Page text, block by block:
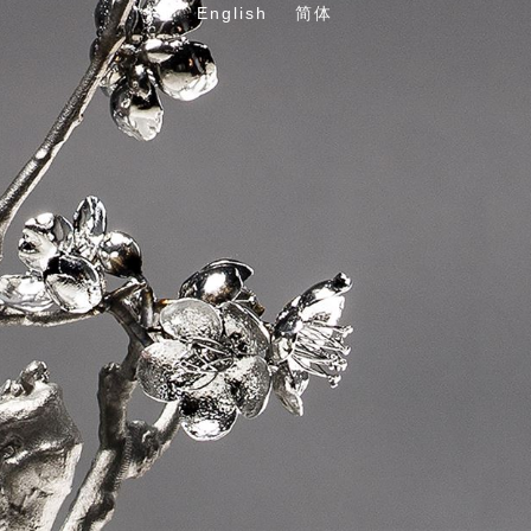
English 简体